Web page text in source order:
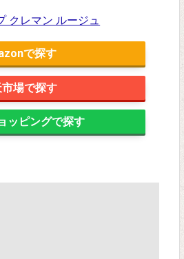
クレマン ルージュ
場
ッピング